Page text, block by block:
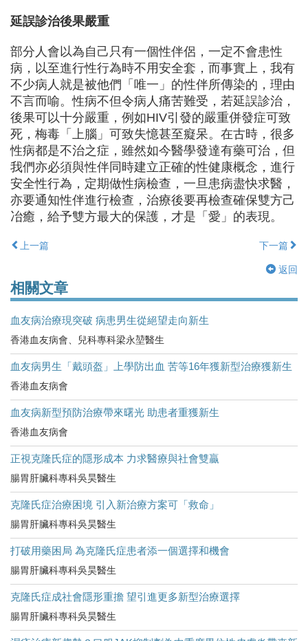
延誤診治後果嚴重
部分人會以為自己只有一個性伴侶，一定不會患性
病，以至進行性行為時不用安全套，而事實上，我有
不少病人就是被他們「唯一」的性伴所傳染的，理由
不言而喻。性病不但令病人痛苦難受，若延誤診治，
後果可以十分嚴重，例如HIV引發的嚴重併發症可致
死，梅毒「上腦」可致失憶甚至癡呆。在古時，很多
性病都是不治之症，雖然如今醫學發達有藥可治，但
我們亦必須與性伴同時建立正確的性健康概念，進行
安全性行為，定期做性病檢查，一旦患病盡快求醫，
亦要通知性伴進行檢查，治療後要再檢查確保雙方己
冶癒，給予雙方最大的保護，才是「愛」的表現。
上一篇 下一篇
返回
相關文章
血友病治療現突破 病患男生從絕望走向新生
香港血友病會、兒科專科梁永堃醫生
血友病男生「戴頭盔」上學防出血 苦等16年獲新型治療獲新生
香港血友病會
血友病新型預防治療帶來曙光 助患者重獲新生
香港血友病會
正視克隆氏症的隱形成本 力求醫療與社會雙贏
腸胃肝臟科專科吳昊醫生
克隆氏症治療困境 引入新治療方案可「救命」
腸胃肝臟科專科吳昊醫生
打破用藥困局 為克隆氏症患者添一個選擇和機會
腸胃肝臟科專科吳昊醫生
克隆氏症成社會隱形重擔 望引進更多新型治療選擇
腸胃肝臟科專科吳昊醫生